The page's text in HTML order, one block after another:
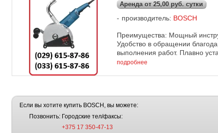
Аренда от 25,00 руб. сутки
производитель: BOSCH
Преимущества: Мощный
Удобство в обращении
выполнения работ. Плавно
подробнее
Если вы хотите купить BOSCH, вы можете:
Позвонить: Городские тел/факсы:
+375 17 350-47-13